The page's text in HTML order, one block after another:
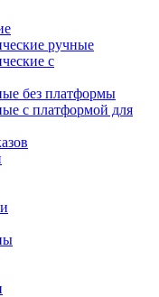
ручные
с
без платформы
с платформой для